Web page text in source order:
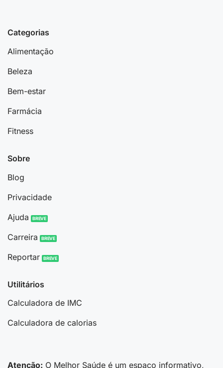
Categorias
Alimentação
Beleza
Bem-estar
Farmácia
Fitness
Sobre
Blog
Privacidade
Ajuda
Carreira
Reportar
Utilitários
Calculadora de IMC
Calculadora de calorias
Atenção: O Melhor Saúde é um espaço informativo,